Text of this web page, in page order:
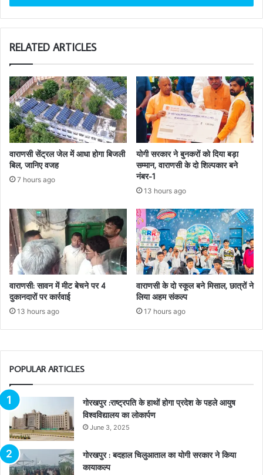
RELATED ARTICLES
वाराणसी सेंट्रल जेल में आधा होगा बिजली
बिल, जानिए वजह
7 hours ago
योगी सरकार ने बुनकरों को दिया बड़ा
सम्मान, वाराणसी के दो शिल्पकार बने
नंबर-1
13 hours ago
वाराणसी: सावन में मीट बेचने पर 4
दुकानदारों पर कार्रवाई
13 hours ago
वाराणसी के दो स्कूल बने मिसाल, छात्रों ने
लिया अहम संकल्प
17 hours ago
POPULAR ARTICLES
गोरखपुर :राष्ट्रपति के हाथों होगा प्रदेश के पहले आयुष
विश्वविद्यालय का लोकार्पण
June 3, 2025
गोरखपुर : बदहाल चिलुआताल का योगी सरकार ने किया
कायाकल्प